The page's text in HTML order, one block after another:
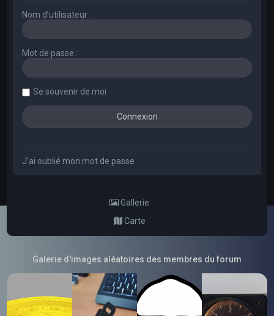
Nom d’utilisateur :
Mot de passe :
Se souvenir de moi
J’ai oublié mon mot de passe
Gallerie
Carte
Galerie d'images aléatoires des membres du forum